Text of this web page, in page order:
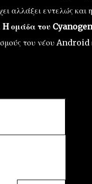
αλλάξει εντελώς και η
H ομάδα του Cyanogen
του νέου Android